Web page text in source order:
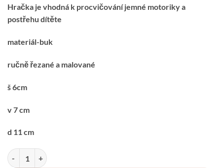
Hračka je vhodná k procvičování jemné motoriky a
postřehu dítěte
materiál-buk
ručně řezané a malované
š 6cm
v 7 cm
d 11 cm
Vagonek-9-s autem žlutým množství